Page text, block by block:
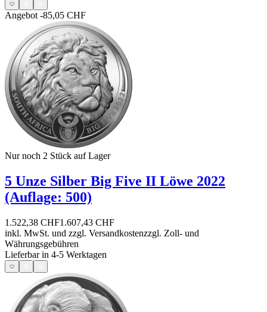
Angebot-85,05 CHF
Nur noch 2 Stück auf Lager
5 Unze Silber Big Five II Löwe 2022
(Auflage: 500)
1.522,38 CHF1.607,43 CHF
inkl. MwSt. und zzgl. Versandkostenzzgl. Zoll- und
Währungsgebühren
Lieferbar in 4-5 Werktagen